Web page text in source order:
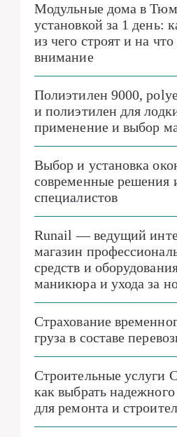
Модульные дома в
установкой за 1 день:
из чего строят и на что
внимание
Полиэтилен 9000,
и полиэтилен для
применение и выбор
Выбор и установка
современные решения
специалистов
Runail — ведущий
магазин
средств и
маникюра и ухода за
Страхование
груза в составе
Строительные услуги
как выбрать
для ремонта и